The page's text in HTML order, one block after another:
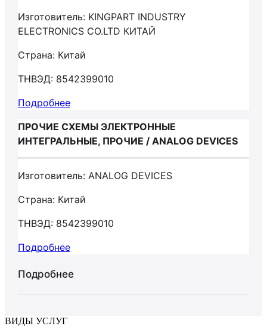
Изготовитель: KINGPART INDUSTRY
ELECTRONICS CO.LTD КИТАЙ
Страна: Китай
ТНВЭД: 8542399010
Подробнее
ПРОЧИЕ СХЕМЫ ЭЛЕКТРОННЫЕ
ИНТЕГРАЛЬНЫЕ, ПРОЧИЕ / ANALOG DEVICES
Изготовитель: ANALOG DEVICES
Страна: Китай
ТНВЭД: 8542399010
Подробнее
Подробнее
ВИДЫ УСЛУГ